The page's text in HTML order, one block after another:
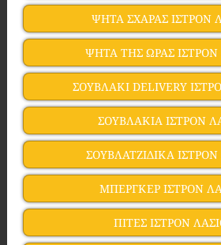
ΨΗΤΑ ΣΧΑΡΑΣ ΙΣΤΡΟΝ
ΨΗΤΑ ΤΗΣ ΩΡΑΣ ΙΣΤΡΟΝ
ΣΟΥΒΛΑΚΙ DELIVERY
ΣΟΥΒΛΑΚΙΑ ΙΣΤΡΟΝ
ΣΟΥΒΛΑΤΖΙΔΙΚΑ ΙΣΤΡΟΝ
ΜΠΕΡΓΚΕΡ ΙΣΤΡΟΝ
ΠΙΤΕΣ ΙΣΤΡΟΝ